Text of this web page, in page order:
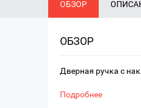
ОБЗОР
ОБЗОР
Дверная ручка с
Подробнее